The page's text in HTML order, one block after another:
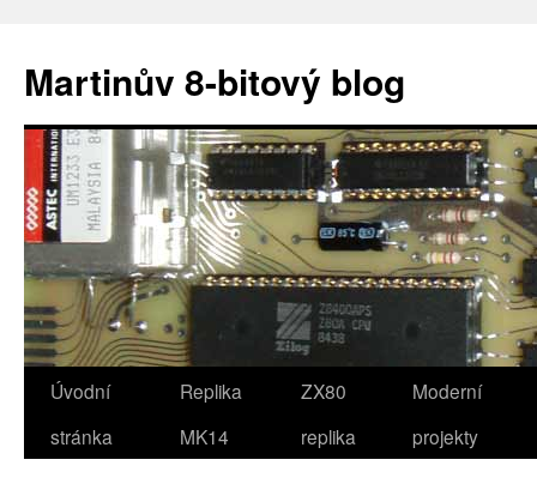
obsahu
webu
Martinův 8-bitový blog
Úvodní
stránka
Replika
MK14
ZX80
replika
Moderní
projekty